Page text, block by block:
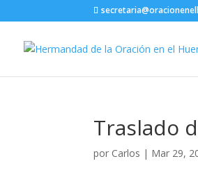
Traslado
por Carlos | Mar 29,